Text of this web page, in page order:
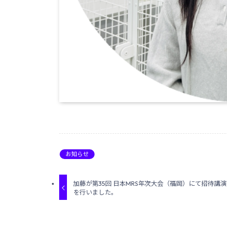
お知らせ
加藤が第35回 日本MRS年次大会（福岡）にて招待講演
を行いました。